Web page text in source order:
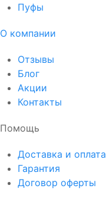
Пуфы
О компании
Отзывы
Блог
Акции
Контакты
Помощь
Доставка и оплата
Гарантия
Договор оферты